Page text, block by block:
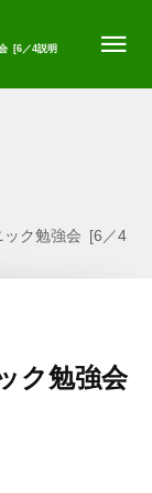
[6／4説明
ック勉強会 [6／4
ク勉強会